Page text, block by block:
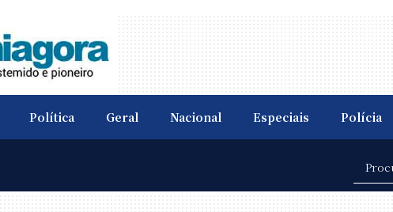
Política Geral Nacional Especiais Polícia